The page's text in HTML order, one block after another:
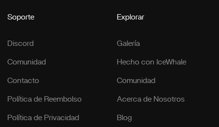
Soporte
Discord
Comunidad
Contacto
Política de Reembolso
Política de Privacidad
Explorar
Galería
Hecho con IceWhale
Comunidad
Acerca de Nosotros
Blog